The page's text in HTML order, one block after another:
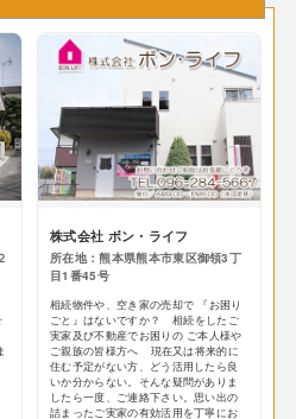
株式会社 ボン・ライフ
所在地：熊本県熊本市東区御領3丁
目1番45号
相続物件や、空き家の売却で 『お困り
ごと』はないですか？ 相続をしたご
実家及び不動産でお困りの ご本人様や
ご親族の皆様方へ 現在又は将来的に
住む予定がない方、どう活用したら良
いか分からない。そんな疑問がありま
したら一度、ご連絡下さい。思い出の
詰まったご実家の有効活用を丁寧にお